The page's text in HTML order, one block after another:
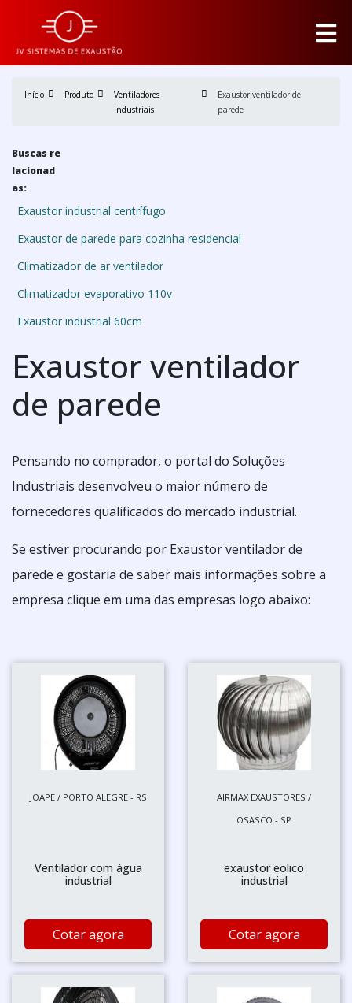
Início Produto
Ventiladores
industriais
Exaustor ventilador de
parede
Buscas re
lacionad
as:
Exaustor industrial centrífugo
Exaustor de parede para cozinha residencial
Climatizador de ar ventilador
Climatizador evaporativo 110v
Exaustor industrial 60cm
Exaustor ventilador
de parede
Pensando no comprador, o portal do Soluções
Industriais desenvolveu o maior número de
fornecedores qualificados do mercado industrial.
Se estiver procurando por Exaustor ventilador de
parede e gostaria de saber mais informações sobre a
empresa clique em uma das empresas logo abaixo:
JOAPE / PORTO ALEGRE - RS
Ventilador com água
industrial
Cotar agora
AIRMAX EXAUSTORES /
OSASCO - SP
exaustor eolico
industrial
Cotar agora